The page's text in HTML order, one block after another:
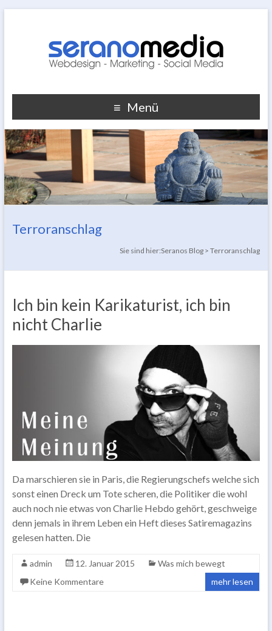
Menü
Terroranschlag
Sie sind hier:Seranos Blog >Terroranschlag
Ich bin kein Karikaturist, ich bin
nicht Charlie
Da marschieren sie in Paris, die Regierungschefs welche sich
sonst einen Dreck um Tote scheren, die Politiker die wohl
auch noch nie etwas von Charlie Hebdo gehört, geschweige
denn jemals in ihrem Leben ein Heft dieses Satiremagazins
gelesen hatten. Die
admin 12. Januar 2015
Was mich bewegt
Keine Kommentare
mehr lesen